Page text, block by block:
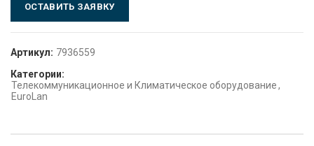
ОСТАВИТЬ ЗАЯВКУ
Артикул: 7936559
Категории:
Телекоммуникационное и Климатическое оборудование,
EuroLan